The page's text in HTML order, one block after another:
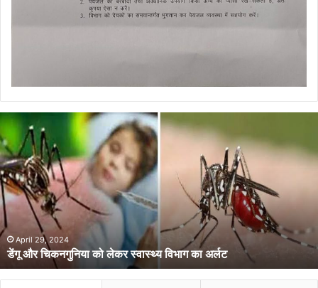
डेंगू
और
चिकनगुनिया
को
लेकर
स्वास्थ्य
विभाग
का
अर्लटApril 29, 2024
डेंगू और चिकनगुनिया को लेकर स्वास्थ्य विभाग का अर्लट